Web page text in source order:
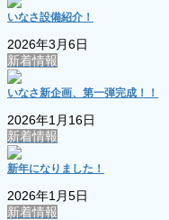
いなさ設備紹介！
2026年3月6日
新着情報
いなさ新企画、第一弾完成！！
2026年1月16日
新着情報
新年になりました！
2026年1月5日
新着情報